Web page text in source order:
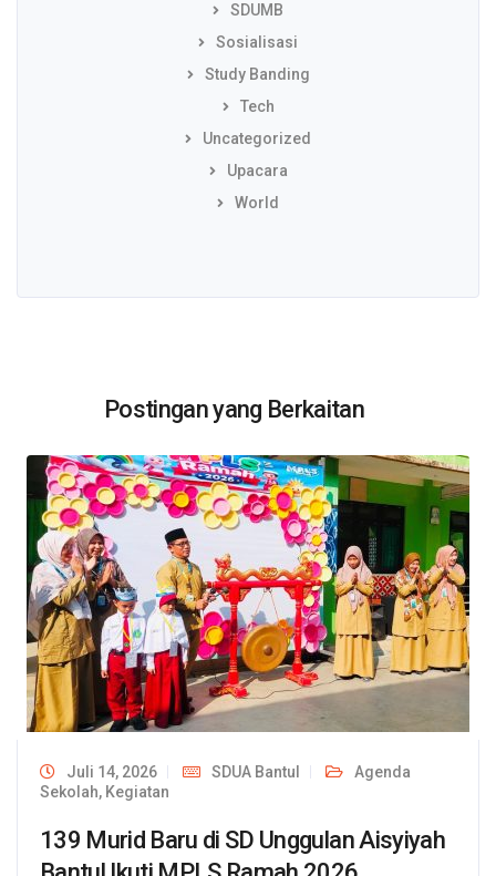
SDUMB
Sosialisasi
Study Banding
Tech
Uncategorized
Upacara
World
Postingan yang Berkaitan
Juli 14, 2026 SDUA Bantul
Agenda
Sekolah, Kegiatan
139 Murid Baru di SD Unggulan Aisyiyah